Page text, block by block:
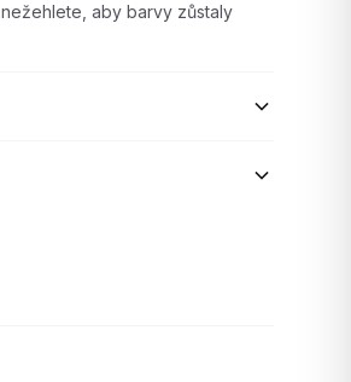
aby barvy zůstaly